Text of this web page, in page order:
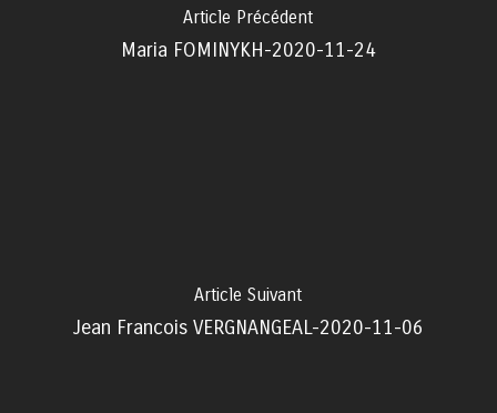
Article Précédent
Maria FOMINYKH-2020-11-24
Article Suivant
Jean Francois VERGNANGEAL-2020-11-06